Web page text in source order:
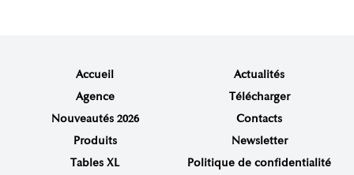
Accueil
Agence
Nouveautés 2026
Produits
Tables XL
Actualités
Télécharger
Contacts
Newsletter
Politique de confidentialité